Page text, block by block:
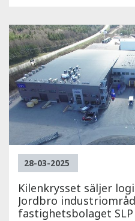
28-03-2025
Kilenkrysset säljer
Jordbro
fastighetsbolaget SLP